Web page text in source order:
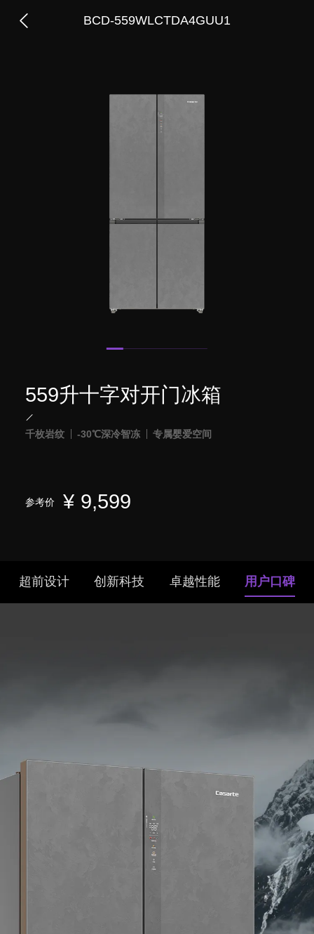
BCD-559WLCTDA4GUU1
559升十字对开门冰箱
千枚岩纹 -30℃深冷智冻 专属婴爱空间
参考价 ¥ 9,599
超前设计 创新科技 卓越性能 用户口碑